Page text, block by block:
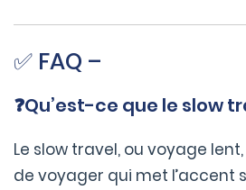
✅ FAQ –
❓Qu’est-ce que le slow
Le slow travel, ou voyage
de voyager qui met l’accent